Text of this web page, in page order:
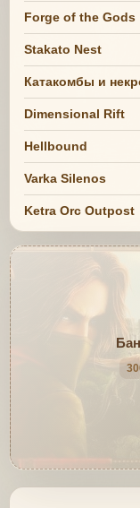
Forge of the Gods
Stakato Nest
Катакомбы и
Dimensional Rift
Hellbound
Varka Silenos
Ketra Orc Outpost